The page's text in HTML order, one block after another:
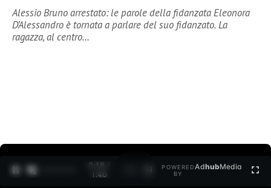
Alessio Bruno arrestato: le parole della fidanzata Eleonora
D’Alessandro è tornata a parlare del suo fidanzato. La
ragazza, al centro…
0:19 /
1:40
POWERED
BY
AdhubMedia